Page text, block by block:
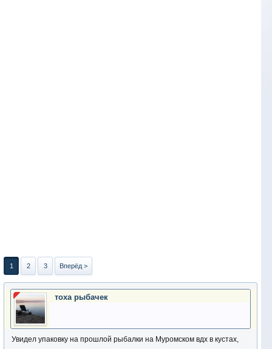
1 2 3 Вперёд >
тоха рыбачек
Увидел упаковку на прошлой рыбалки на Муромском вдх в кустах,